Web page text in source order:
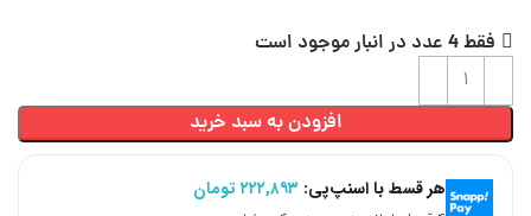
فقط 4 عدد در انبار موجود است
افزودن به سبد خرید
هر قسط با اسنپ‌پی: ۲۲۲,۸۹۳ تومان